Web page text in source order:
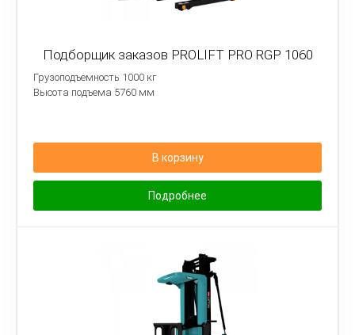
Подборщик заказов PROLIFT PRO RGP 1060
Грузоподъемность 1000 кг
Высота подъема 5760 мм
В корзину
Подробнее